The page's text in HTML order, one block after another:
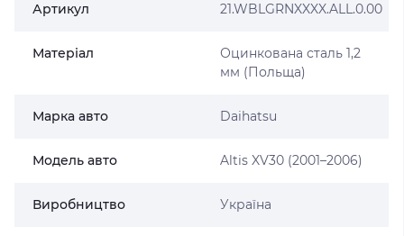
Артикул 21.WBLGRNXXXX.ALL.0.00
Матеріал
Оцинкована сталь 1,2
мм (Польща)
Марка авто Daihatsu
Модель авто Altis XV30 (2001–2006)
Виробництво Україна